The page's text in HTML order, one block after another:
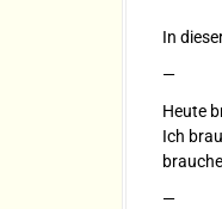
In
—
Heute
Ich
—